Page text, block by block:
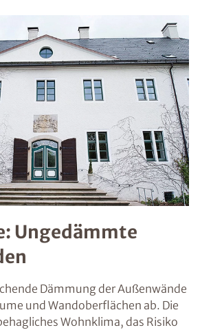
Ungedämmte
Dämmung der Außenwände
und Wandoberflächen ab. Die
Wohnklima, das Risiko